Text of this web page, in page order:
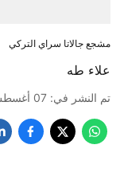
مشجع جالاتا سراي التركي
علاء طه
تم النشر في: 07 أغسطس 2026, 7:05 مساءً